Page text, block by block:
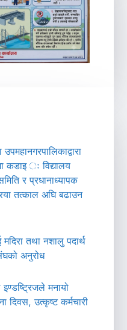
कडाइ ः विद्यालय
र प्रधानाध्यापक
तत्काल अघि बढाउन
तथा नशालु पदार्थ
अनुरोध
मनायो
दिवस, उत्कृष्ट कर्मचारी